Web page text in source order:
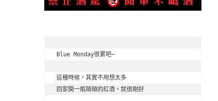
Blue Monday很累吧~
這種時候，其實不用想太多
回家開一瓶順順的紅酒，就很剛好